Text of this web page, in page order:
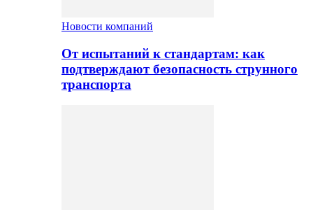
Новости компаний
От испытаний к стандартам: как
подтверждают безопасность струнного
транспорта